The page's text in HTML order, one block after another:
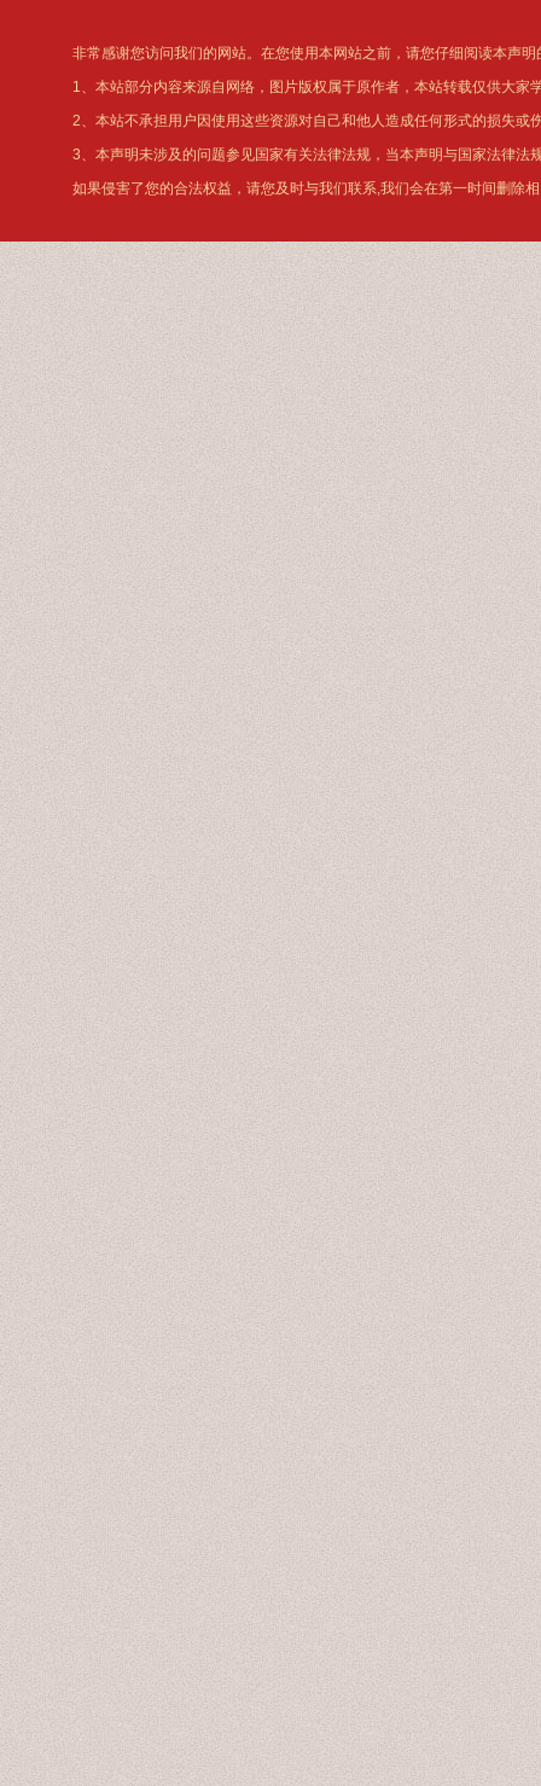
非常感谢您访问我们的网站。在您使用本网站之前，请您仔细阅读本声明
1、本站部分内容来源自网络，图片版权属于原作者，本站转载仅供大家
2、本站不承担用户因使用这些资源对自己和他人造成任何形式的损失或
3、本声明未涉及的问题参见国家有关法律法规，当本声明与国家法律法
如果侵害了您的合法权益，请您及时与我们联系,我们会在第一时间删除